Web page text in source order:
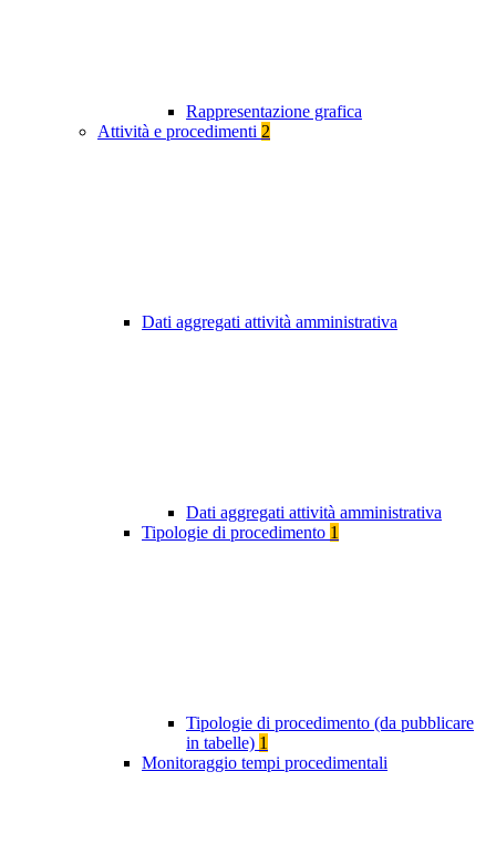
Rappresentazione grafica
Attività e procedimenti 2
Dati aggregati attività amministrativa
Dati aggregati attività amministrativa
Tipologie di procedimento 1
Tipologie di procedimento (da pubblicare
in tabelle) 1
Monitoraggio tempi procedimentali